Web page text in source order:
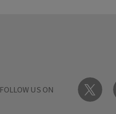
FOLLOW US ON